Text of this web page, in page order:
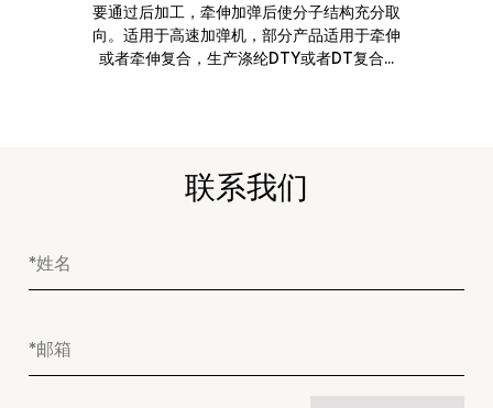
要通过后加工，牵伸加弹后使分子结构充分取
向。适用于高速加弹机，部分产品适用于牵伸
或者牵伸复合，生产涤纶DTY或者DT复合...
联系我们